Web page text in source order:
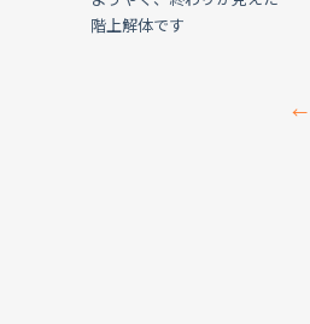
階上解体です
←